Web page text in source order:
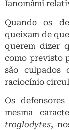
Ianomâmi
Quando os
queixam de
querem dizer
como previsto
são culpados
raciocínio
Os
mesma
troglodytes,